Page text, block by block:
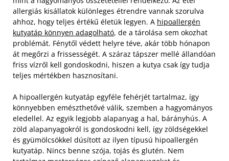
allergiás kisállatok különleges étrendre vannak szorulva
ahhoz, hogy teljes értékű életük legyen. A hipoallergén
kutyatáp könnyen adagolható, de a tárolása sem okozhat
problémát. Fénytől védett helyre téve, akár több hónapon
át megőrzi a frissességét. A száraz tápszer mellé állandóan
friss vízről kell gondoskodni, hiszen a kutya csak így tudja
teljes mértékben hasznosítani.
A hipoallergén kutyatáp egyféle fehérjét tartalmaz, így
könnyebben emészthetővé válik, szemben a hagyományos
eledellel. Az egyik legjobb alapanyag a hal, bárányhús. A
zöld alapanyagokról is gondoskodni kell, így zöldségekkel
és gyümölcsökkel dúsított az ilyen típusú hipoallergén
kutyatáp. Nincs benne szója, tojás és glutén. Nem